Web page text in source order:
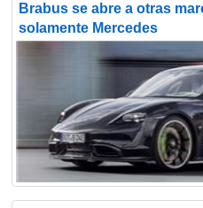
Brabus se abre a otras
solamente Mercedes